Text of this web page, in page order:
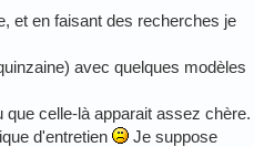
et en faisant des recherches je
avec quelques modèles
celle-là apparait assez chère.
d'entretien
Je suppose